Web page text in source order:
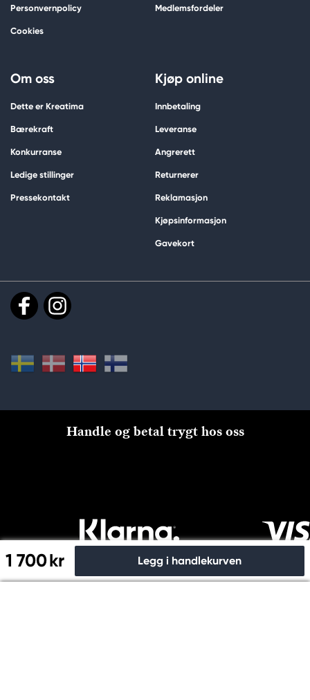
1 700 kr Legg i handlekurven
Personvernpolicy
Cookies
Medlemsfordeler
Om oss
Dette er Kreatima
Bærekraft
Konkurranse
Ledige stillinger
Pressekontakt
Kjøp online
Innbetaling
Leveranse
Angrerett
Returnerer
Reklamasjon
Kjøpsinformasjon
Gavekort
Handle og betal trygt hos oss